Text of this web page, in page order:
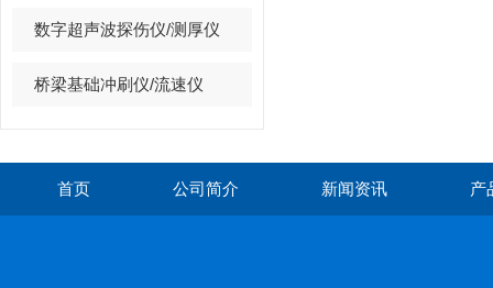
数字超声波探伤仪/测厚仪
桥梁基础冲刷仪/流速仪
首页 公司简介 新闻资讯 产